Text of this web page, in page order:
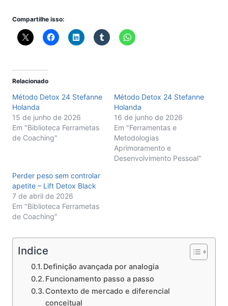
Compartilhe isso:
Relacionado
Método Detox 24 Stefanne
Holanda
15 de junho de 2026
Em "Biblioteca Ferrametas
de Coaching"
Método Detox 24 Stefanne
Holanda
16 de junho de 2026
Em "Ferramentas e
Metodologias
Aprimoramento e
Desenvolvimento Pessoal"
Perder peso sem controlar
apetite – Lift Detox Black
7 de abril de 2026
Em "Biblioteca Ferrametas
de Coaching"
Indice
Definição avançada por analogia
Funcionamento passo a passo
Contexto de mercado e diferencial
conceitual